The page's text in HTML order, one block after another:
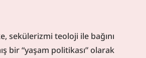
sekülerizmi teoloji ile bağını
bir “yaşam politikası” olarak